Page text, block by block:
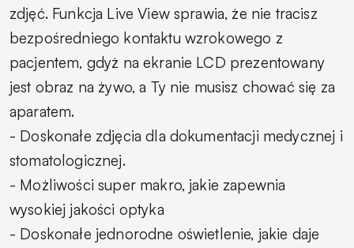
zdjęć. Funkcja Live View sprawia, że nie tracisz
bezpośredniego kontaktu wzrokowego z
pacjentem, gdyż na ekranie LCD prezentowany
jest obraz na żywo, a Ty nie musisz chować się za
aparatem.
- Doskonałe zdjęcia dla dokumentacji medycznej i
stomatologicznej.
- Możliwości super makro, jakie zapewnia
wysokiej jakości optyka
- Doskonałe jednorodne oświetlenie, jakie daje